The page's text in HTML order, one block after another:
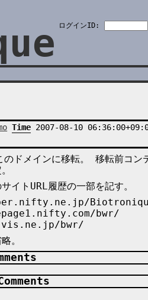
ログインID:
Time 2007-08-10
ドメインに移転。 移転前コン
イトURL履歴の一部を記す。
bwr/
bwr/
。